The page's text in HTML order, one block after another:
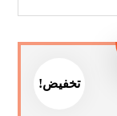
تخفيض!